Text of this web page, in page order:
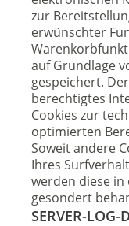
zur
erwünschter
auf Grundlage
gespeichert.
berechtigtes
Cookies zur
optimierten
Soweit andere
Ihres
werden diese
gesondert
SERVER-LOG-